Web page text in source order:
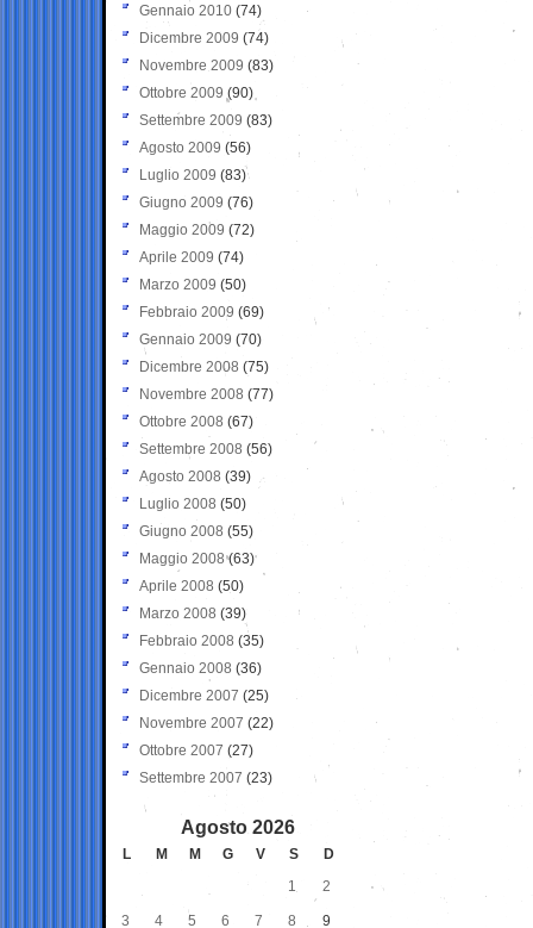
Gennaio 2010 (74)
Dicembre 2009 (74)
Novembre 2009 (83)
Ottobre 2009 (90)
Settembre 2009 (83)
Agosto 2009 (56)
Luglio 2009 (83)
Giugno 2009 (76)
Maggio 2009 (72)
Aprile 2009 (74)
Marzo 2009 (50)
Febbraio 2009 (69)
Gennaio 2009 (70)
Dicembre 2008 (75)
Novembre 2008 (77)
Ottobre 2008 (67)
Settembre 2008 (56)
Agosto 2008 (39)
Luglio 2008 (50)
Giugno 2008 (55)
Maggio 2008(63)
Aprile 2008 (50)
Marzo 2008 (39)
Febbraio 2008 (35)
Gennaio 2008 (36)
Dicembre 2007 (25)
Novembre 2007 (22)
Ottobre 2007 (27)
Settembre 2007 (23)
Agosto 2026
L M M G V S
D
1
2
3 4 5 6 7 8 9